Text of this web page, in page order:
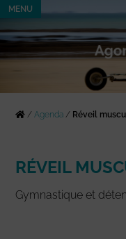
MENU
/Agenda / Réveil
RÉVEIL
Gymnastique et